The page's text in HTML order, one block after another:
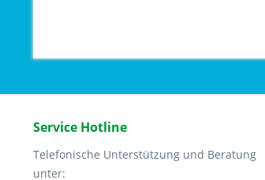
Service Hotline
Telefonische Unterstützung und Beratung
unter: